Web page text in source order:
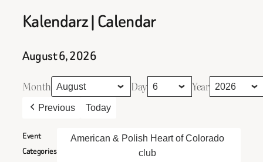
Kalendarz | Calendar
August 6, 2026
Month Day Year
Previous Today
Event
Categories
American & Polish Heart of Colorado
club